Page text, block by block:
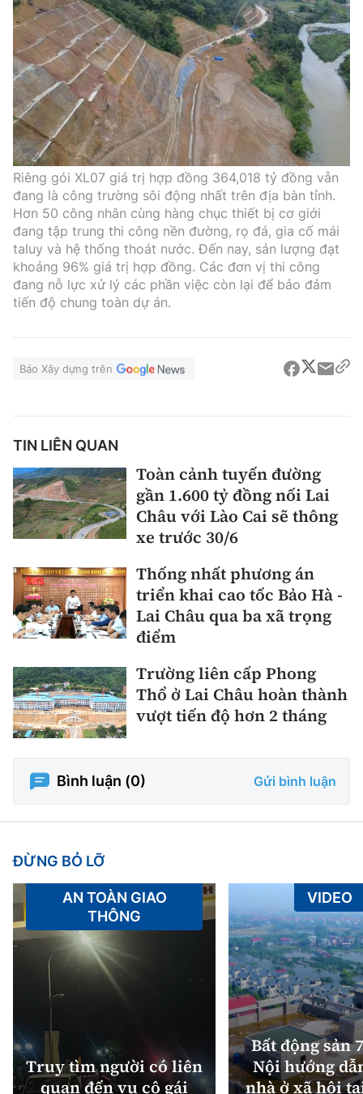
Riêng gói XL07 giá trị hợp đồng 364,018 tỷ đồng vẫn
đang là công trường sôi động nhất trên địa bàn tỉnh.
Hơn 50 công nhân cùng hàng chục thiết bị cơ giới
đang tập trung thi công nền đường, rọ đá, gia cố mái
taluy và hệ thống thoát nước. Đến nay, sản lượng đạt
khoảng 96% giá trị hợp đồng. Các đơn vị thi công
đang nỗ lực xử lý các phần việc còn lại để bảo đảm
tiến độ chung toàn dự án.
Báo Xây dựng trên
TIN LIÊN QUAN
Toàn cảnh tuyến đường
gần 1.600 tỷ đồng nối Lai
Châu với Lào Cai sẽ thông
xe trước 30/6
Thống nhất phương án
triển khai cao tốc Bảo Hà -
Lai Châu qua ba xã trọng
điểm
Trường liên cấp Phong
Thổ ở Lai Châu hoàn thành
vượt tiến độ hơn 2 tháng
Bình luận (0) Gửi bình luận
ĐỪNG BỎ LỠ
Truy tìm người có liên
quan đến vụ cô gái
AN TOÀN GIAO
THÔNG
Bất động sản
Nội hướng
nhà ở xã hội
VIDEO